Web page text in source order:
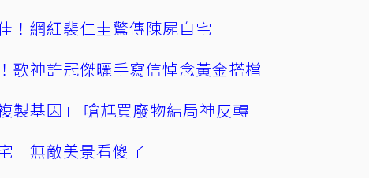
！網紅裴仁圭驚傳陳屍自宅
歌神許冠傑曬手寫信悼念黃金搭檔
製基因」 嗆尪買廢物結局神反轉
無敵美景看傻了